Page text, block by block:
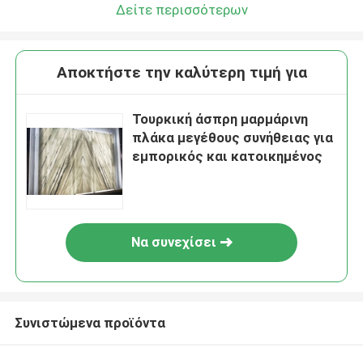
Δείτε περισσότερων
Αποκτήστε την καλύτερη τιμή για
Τουρκική άσπρη μαρμάρινη
πλάκα μεγέθους συνήθειας για
εμπορικός και κατοικημένος
Να συνεχίσει
Συνιστώμενα προϊόντα